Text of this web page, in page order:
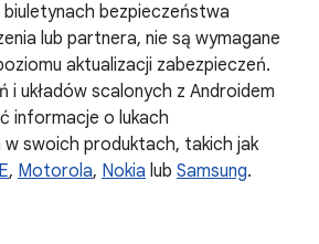
bezpieczeństwa
lub partnera, nie są wymagane
aktualizacji zabezpieczeń.
i układów scalonych z Androidem
informacje o lukach
swoich produktach, takich jak
, Motorola, Nokia lub Samsung.